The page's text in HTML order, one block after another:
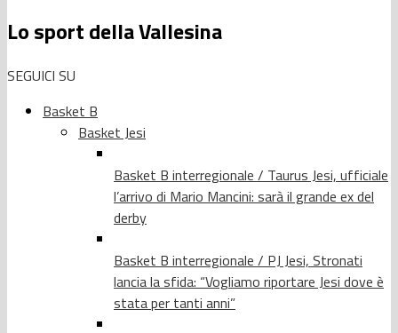
Lo sport della Vallesina
SEGUICI SU
Basket B
Basket Jesi
Basket B interregionale / Taurus Jesi, ufficiale
l’arrivo di Mario Mancini: sarà il grande ex del
derby
Basket B interregionale / PJ Jesi, Stronati
lancia la sfida: “Vogliamo riportare Jesi dove è
stata per tanti anni”